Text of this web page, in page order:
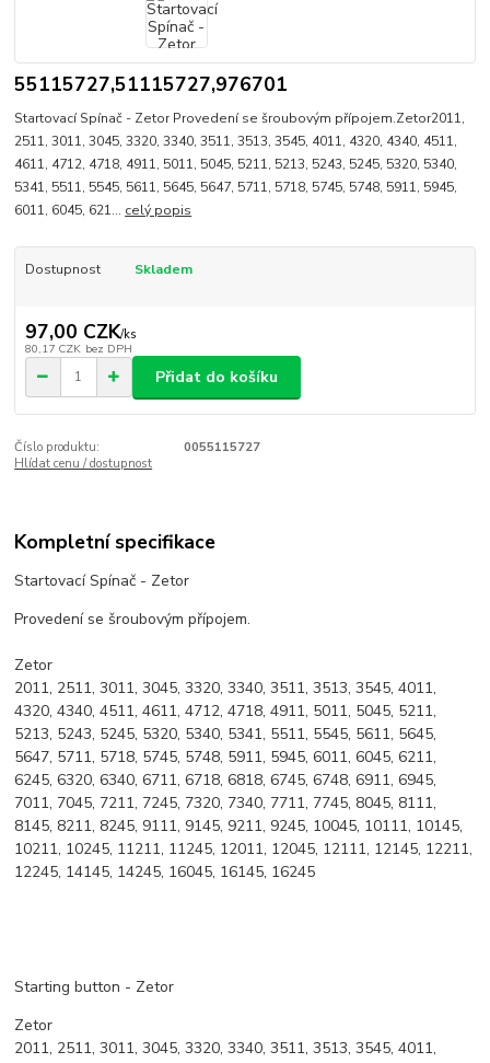
55115727,51115727,976701
Startovací Spínač - Zetor Provedení se šroubovým přípojem.Zetor2011,
2511, 3011, 3045, 3320, 3340, 3511, 3513, 3545, 4011, 4320, 4340, 4511,
4611, 4712, 4718, 4911, 5011, 5045, 5211, 5213, 5243, 5245, 5320, 5340,
5341, 5511, 5545, 5611, 5645, 5647, 5711, 5718, 5745, 5748, 5911, 5945,
6011, 6045, 621... celý popis
Dostupnost Skladem
97,00 CZK/ks
80,17 CZK bez DPH
Přidat do košíku
Číslo produktu:
0055115727
Hlídat cenu / dostupnost
Kompletní specifikace
Startovací Spínač - Zetor
Provedení se šroubovým přípojem.
Zetor
2011, 2511, 3011, 3045, 3320, 3340, 3511, 3513, 3545, 4011,
4320, 4340, 4511, 4611, 4712, 4718, 4911, 5011, 5045, 5211,
5213, 5243, 5245, 5320, 5340, 5341, 5511, 5545, 5611, 5645,
5647, 5711, 5718, 5745, 5748, 5911, 5945, 6011, 6045, 6211,
6245, 6320, 6340, 6711, 6718, 6818, 6745, 6748, 6911, 6945,
7011, 7045, 7211, 7245, 7320, 7340, 7711, 7745, 8045, 8111,
8145, 8211, 8245, 9111, 9145, 9211, 9245, 10045, 10111, 10145,
10211, 10245, 11211, 11245, 12011, 12045, 12111, 12145, 12211,
12245, 14145, 14245, 16045, 16145, 16245
Starting button - Zetor
Zetor
2011, 2511, 3011, 3045, 3320, 3340, 3511, 3513, 3545, 4011,